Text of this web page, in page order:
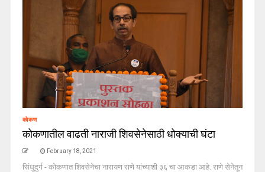
कोकण
कोकणातील वाढती नाराजी शिवसेनेसाठी धोक्याची घंटा
February 18, 2021
सिंधुदुर्ग - कोकणात शिवसेनेचा नारायण राणे यांच्याशी ३६ चा आकडा आहे. राणे सेनेतून